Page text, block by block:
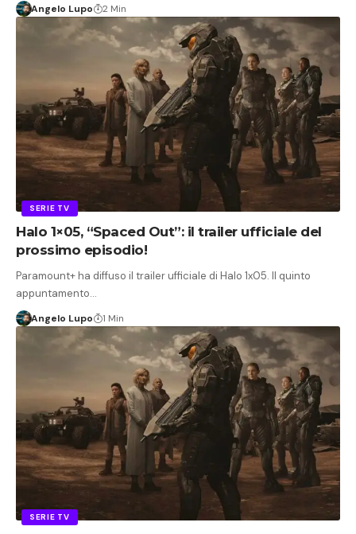
Angelo Lupo 2 Min
SERIE TV
Halo 1×05, “Spaced Out”: il trailer ufficiale del
prossimo episodio!
Paramount+ ha diffuso il trailer ufficiale di Halo 1x05. Il quinto
appuntamento…
Angelo Lupo 1 Min
SERIE TV